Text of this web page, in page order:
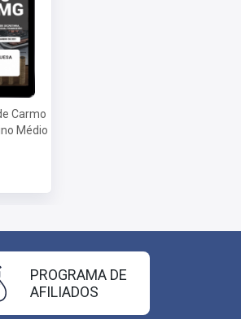
Carmo
Médio
PROGRAMA DE
AFILIADOS